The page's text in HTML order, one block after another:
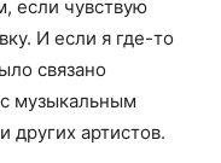
если чувствую
И если я где-то
связано
музыкальным
других артистов.